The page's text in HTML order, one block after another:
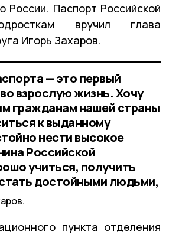
России. Паспорт Российской
вручил глава
Игорь Захаров.
— это первый
взрослую жизнь. Хочу
гражданам нашей страны
к выданному
нести высокое
Российской
учиться, получить
достойными людьми,
пункта отделения